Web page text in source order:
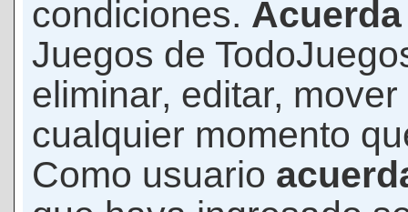
condiciones. Acuerda
Juegos de
eliminar, editar,
cualquier momento
Como usuario